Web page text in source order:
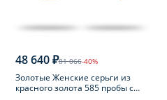
48 640 ₽81 066-40%
Золотые Женские серьги из
красного золота 585 пробы с